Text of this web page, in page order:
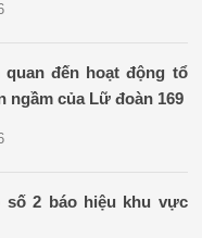
đến hoạt động tổ
ngầm của Lữ đoàn 169
số 2 báo hiệu khu vực